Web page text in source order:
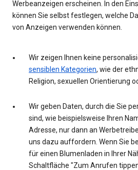
Werbeanzeigen erscheinen. In den
können Sie selbst festlegen, welche
von Anzeigen verwenden können.
Wir zeigen Ihnen keine
sensiblen Kategorien, wie der
Religion, sexuellen Orientierung
Wir geben Daten, durch die Sie
sind, wie beispielsweise Ihren
Adresse, nur dann an
uns dazu auffordern. Wenn Sie
für einen Blumenladen in Ihrer
Schaltfläche "Zum Anrufen